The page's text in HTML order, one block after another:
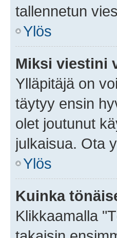
tallennetun
Ylös
Miksi viestini
Ylläpitäjä on
täytyy ensin
olet joutunut
julkaisua. Ota
Ylös
Kuinka
Klikkaamalla